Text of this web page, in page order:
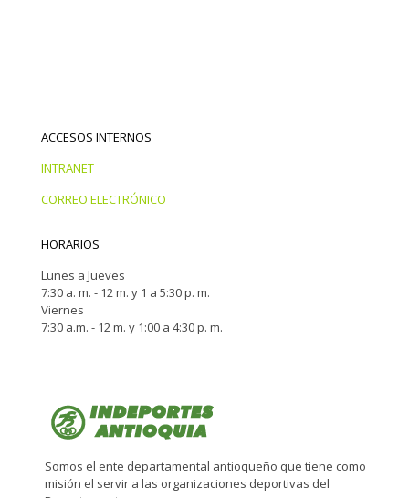
ACCESOS INTERNOS
INTRANET
CORREO ELECTRÓNICO
HORARIOS
Lunes a Jueves
7:30 a. m. - 12 m. y 1 a 5:30 p. m.
Viernes
7:30 a.m. - 12 m. y 1:00 a 4:30 p. m.
Somos el ente departamental antioqueño que tiene como
misión el servir a las organizaciones deportivas del